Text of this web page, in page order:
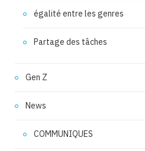
égalité entre les genres
Partage des tâches
Gen Z
News
COMMUNIQUES